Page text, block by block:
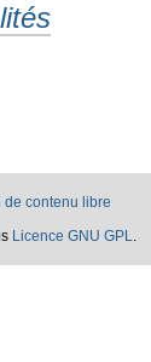
de contenu libre
Licence GNU GPL.